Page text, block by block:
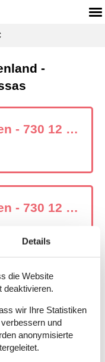
-
Ferienhaus - 5 Personen - 730 12 - Chrysoskalitissas
Ferienhaus - 5 Personen - 730 12 - Chrysoskalitissas
Details
die Website
deaktivieren.
wir Ihre Statistiken
und
anonymisierte